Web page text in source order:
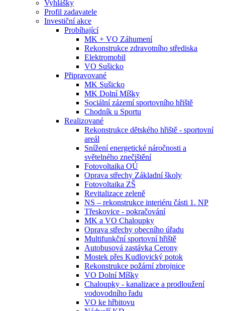
Vyhlášky
Profil zadavatele
Investiční akce
Probíhající
MK + VO Záhumení
Rekonstrukce zdravotního střediska
Elektromobil
VO Sušicko
Připravované
MK Sušicko
MK Dolní Míšky
Sociální zázemí sportovního hřiště
Chodník u Sportu
Realizované
Rekonstrukce dětského hřiště - sportovní
areál
Snížení energetické náročnosti a
světelného znečištění
Fotovoltaika OÚ
Oprava střechy Základní školy
Fotovoltaika ZŠ
Revitalizace zeleně
NS – rekonstrukce interiéru části 1. NP
Třeskovice - pokračování
MK a VO Chaloupky
Oprava střechy obecního úřadu
Multifunkční sportovní hřiště
Autobusová zastávka Cerony
Mostek přes Kudlovický potok
Rekonstrukce požární zbrojnice
VO Dolní Míšky
Chaloupky - kanalizace a prodloužení
vodovodního řadu
VO ke hřbitovu